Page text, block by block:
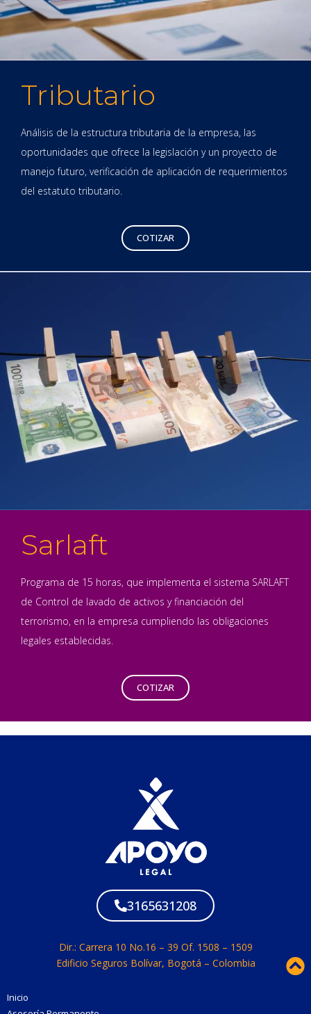
Tributario
Análisis de la estructura tributaria de la empresa, las
oportunidades que ofrece la legislación y un proyecto de
manejo futuro, verificación de aplicación de requerimientos
del estatuto tributario.
COTIZAR
Sarlaft
Programa de 15 horas, que implementa el sistema SARLAFT
de Control de lavado de activos y financiación del
terrorismo, en la empresa cumpliendo las obligaciones
legales establecidas.
COTIZAR
3165631208
Dir.: Carrera 10 No.16 – 39 Of. 1508 – 1509
Edificio Seguros Bolívar, Bogotá – Colombia
Inicio